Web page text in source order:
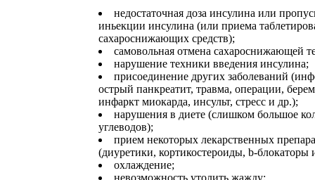
недостаточная доза инсулина или
иньекции инсулина (или приема
сахароснижающих средств);
самовольная отмена сахароснижающей
нарушение техники введения инсулина;
присоединение других заболеваний
острый панкреатит, травма, операции,
инфаркт миокарда, инсульт, стресс и др.);
нарушения в диете (слишком большое
углеводов);
прием некоторых лекарственных
(диуретики, кортикостероиды, b-блокаторы
охлаждение;